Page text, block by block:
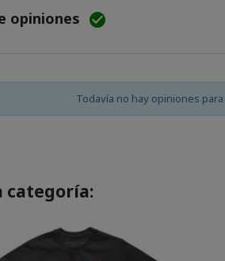
opiniones 
Todavía no hay opiniones
categoría: